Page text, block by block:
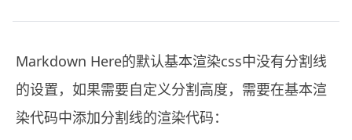
Markdown Here的默认基本渲染css中没有分割线
的设置，如果需要自定义分割高度，需要在基本渲
染代码中添加分割线的渲染代码：